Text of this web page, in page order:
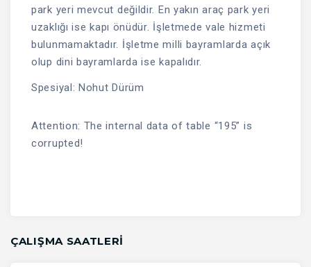
park yeri mevcut değildir. En yakın araç park yeri
uzaklığı ise kapı önüdür. İşletmede vale hizmeti
bulunmamaktadır. İşletme milli bayramlarda açık
olup dini bayramlarda ise kapalıdır.
Spesiyal: Nohut Dürüm
Attention: The internal data of table “195” is
corrupted!
ÇALIŞMA SAATLERI